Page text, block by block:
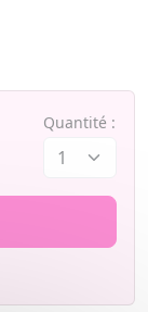
Quantité :